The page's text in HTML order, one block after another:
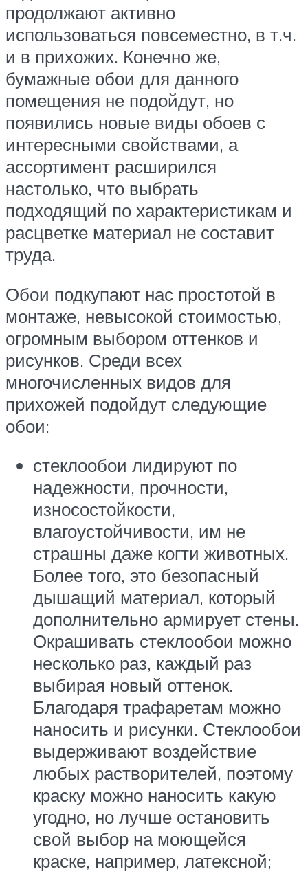
продолжают активно
использоваться повсеместно, в т.ч.
и в прихожих. Конечно же,
бумажные обои для данного
помещения не подойдут, но
появились новые виды обоев с
интересными свойствами, а
ассортимент расширился
настолько, что выбрать
подходящий по характеристикам и
расцветке материал не составит
труда.
Обои подкупают нас простотой в
монтаже, невысокой стоимостью,
огромным выбором оттенков и
рисунков. Среди всех
многочисленных видов для
прихожей подойдут следующие
обои:
стеклообои лидируют по
надежности, прочности,
износостойкости,
влагоустойчивости, им не
страшны даже когти животных.
Более того, это безопасный
дышащий материал, который
дополнительно армирует стены.
Окрашивать стеклообои можно
несколько раз, каждый раз
выбирая новый оттенок.
Благодаря трафаретам можно
наносить и рисунки. Стеклообои
выдерживают воздействие
любых растворителей, поэтому
краску можно наносить какую
угодно, но лучше остановить
свой выбор на моющейся
краске, например, латексной;